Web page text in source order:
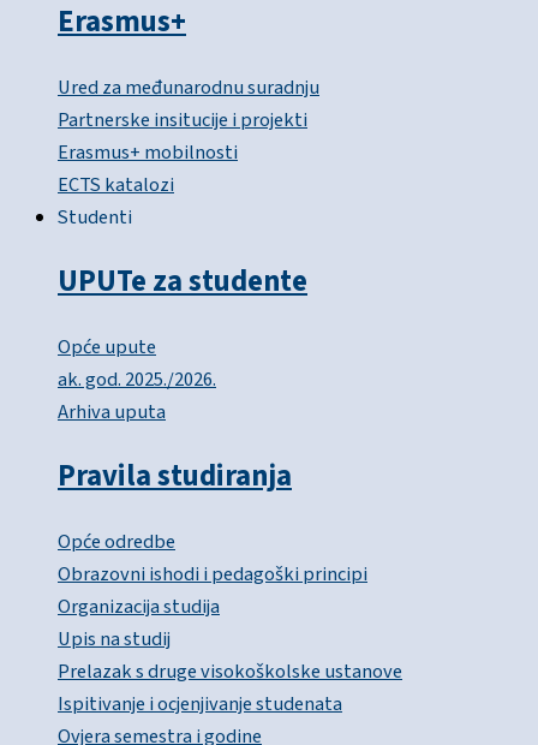
Erasmus+
Ured za međunarodnu suradnju
Partnerske insitucije i projekti
Erasmus+ mobilnosti
ECTS katalozi
Studenti
UPUTe za studente
Opće upute
ak. god. 2025./2026.
Arhiva uputa
Pravila studiranja
Opće odredbe
Obrazovni ishodi i pedagoški principi
Organizacija studija
Upis na studij
Prelazak s druge visokoškolske ustanove
Ispitivanje i ocjenjivanje studenata
Ovjera semestra i godine